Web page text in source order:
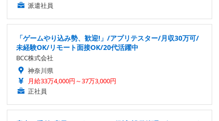
派遣社員
「ゲームやり込み勢、歓迎!」/アプリテスター/月収30万可/
未経験OK/リモート面接OK/20代活躍中
BCC株式会社
神奈川県
月給33万4,000円～37万3,000円
正社員